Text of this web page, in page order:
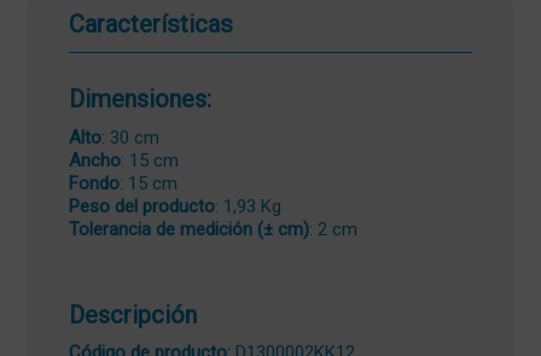
Características
Dimensiones:
Alto: 30 cm
Ancho: 15 cm
Fondo: 15 cm
Peso del producto: 1,93 Kg
Tolerancia de medición (± cm): 2 cm
Descripción